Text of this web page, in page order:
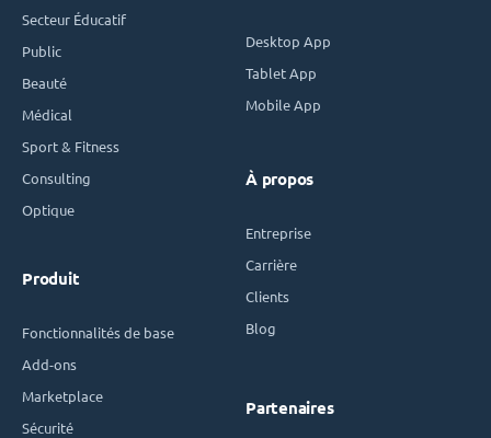
Secteur Éducatif
Public
Beauté
Médical
Sport & Fitness
Consulting
Optique
Produit
Fonctionnalités de base
Add-ons
Marketplace
Sécurité
Desktop App
Tablet App
Mobile App
À propos
Entreprise
Carrière
Clients
Blog
Partenaires